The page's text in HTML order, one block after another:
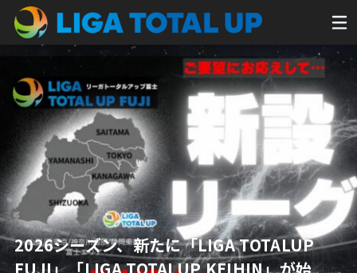
2026シーズン、新たに「LIGA TOTALUP